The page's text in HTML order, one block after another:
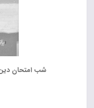
شب امتحان